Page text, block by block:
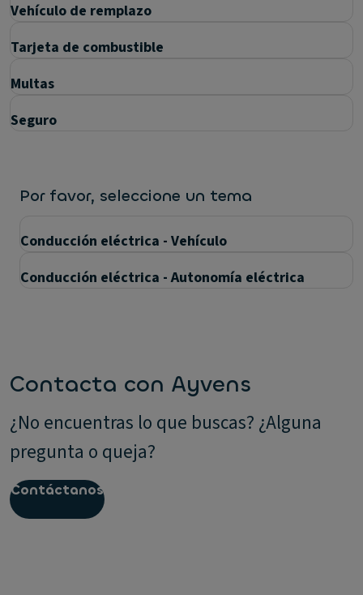
Vehículo de remplazo
Tarjeta de combustible
Multas
Seguro
Por favor, seleccione un tema
Conducción eléctrica - Vehículo
Conducción eléctrica - Autonomía eléctrica
Contacta con Ayvens
¿No encuentras lo que buscas? ¿Alguna
pregunta o queja?
Contáctanos